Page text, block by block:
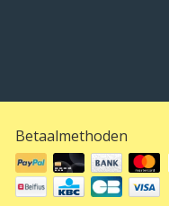
Betaalmethoden